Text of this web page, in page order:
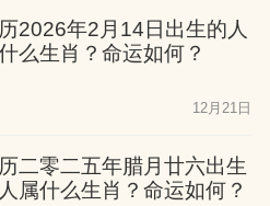
2026年2月14日出生的人
么生肖？命运如何？
12月21日
二零二五年腊月廿六出生
属什么生肖？命运如何？